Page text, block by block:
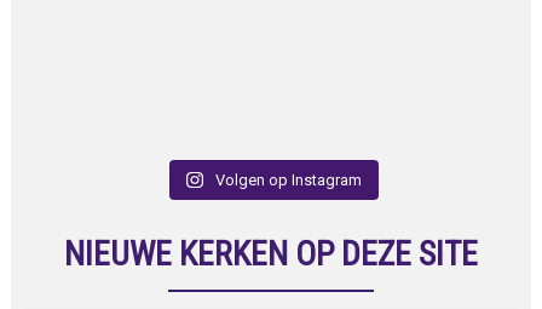
Volgen op Instagram
NIEUWE KERKEN OP DEZE SITE